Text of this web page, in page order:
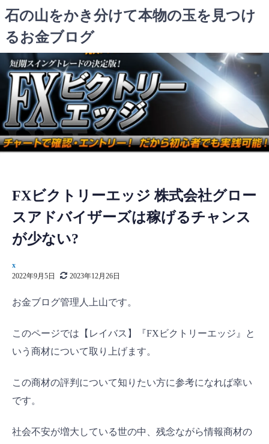
コ
ン
テ
へ
ス
キ
ッ
プ
石の山をかき分けて本物の玉を見つけ
るお金ブログ
FXビクトリーエッジ 株式会社グロー
スアドバイザーズは稼げるチャンス
が少ない?
x
2022年9月5日
2023年12月26日
お金ブログ管理人上山です。
このページでは【レイバス】『FXビクトリーエッジ』と
いう商材について取り上げます。
この商材の評判について知りたい方に参考になれば幸い
です。
社会不安が増大している世の中、残念ながら情報商材の